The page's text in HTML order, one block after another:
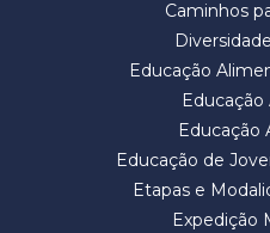
Caminhos
Educação
Educação
Educação de
Etapas e
Expedição